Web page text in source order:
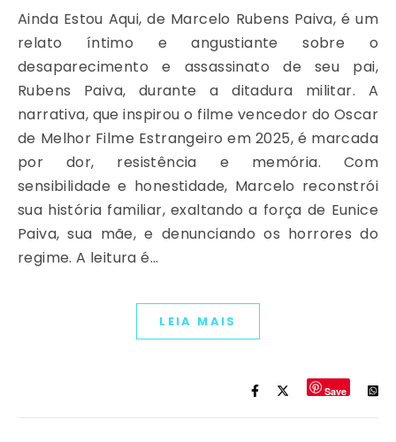
Ainda Estou Aqui, de Marcelo Rubens Paiva, é um
relato íntimo e angustiante sobre o
desaparecimento e assassinato de seu pai,
Rubens Paiva, durante a ditadura militar. A
narrativa, que inspirou o filme vencedor do Oscar
de Melhor Filme Estrangeiro em 2025, é marcada
por dor, resistência e memória. Com
sensibilidade e honestidade, Marcelo reconstrói
sua história familiar, exaltando a força de Eunice
Paiva, sua mãe, e denunciando os horrores do
regime. A leitura é…
LEIA MAIS
Save